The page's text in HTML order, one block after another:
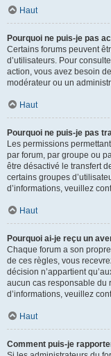
Haut
Pourquoi ne puis-je pas
Certains forums peuvent
d’utilisateurs. Pour
action, vous avez besoin
modérateur ou un
Haut
Pourquoi ne puis-je pas
Les permissions
par forum, par groupe ou
être désactivé le transfert
certains groupes
d’informations, veuillez
Haut
Pourquoi ai-je reçu un
Chaque forum a son
de ces règles, vous
décision n’appartient
aucun cas responsable du
d’informations, veuillez
Haut
Comment puis-je